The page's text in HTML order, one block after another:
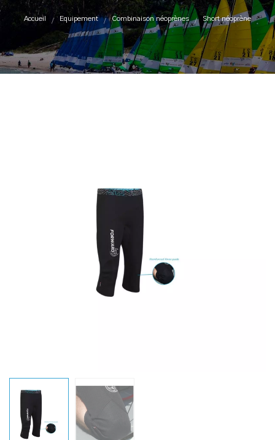
Accueil Equipement Combinaison néoprènes Short néoprène